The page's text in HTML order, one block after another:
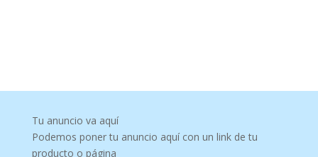
Tu anuncio va aquí
Podemos poner tu anuncio aquí con un link de tu
producto o página